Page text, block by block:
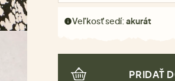
Veľkosť sedí:akurát
PRIDAŤ